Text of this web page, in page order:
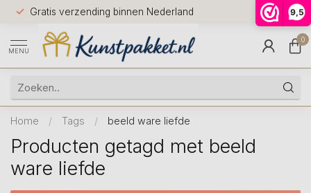
9,5
Gratis verzending binnen Nederland
Voor
huis
9.5
MENU
0
Home / Tags / beeld ware liefde
Producten getagd met beeld
ware liefde